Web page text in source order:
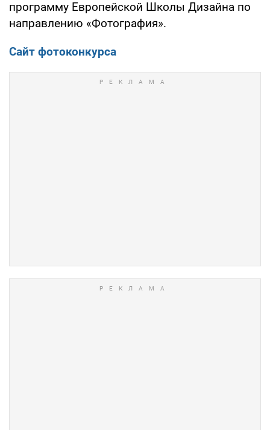
программу Европейской Школы Дизайна по
направлению «Фотография».
Сайт фотоконкурса